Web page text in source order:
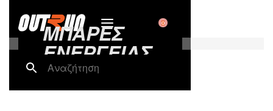
0
ΜΠΑΡΕΣ
ΕΝΕΡΓΕΙΑΣ